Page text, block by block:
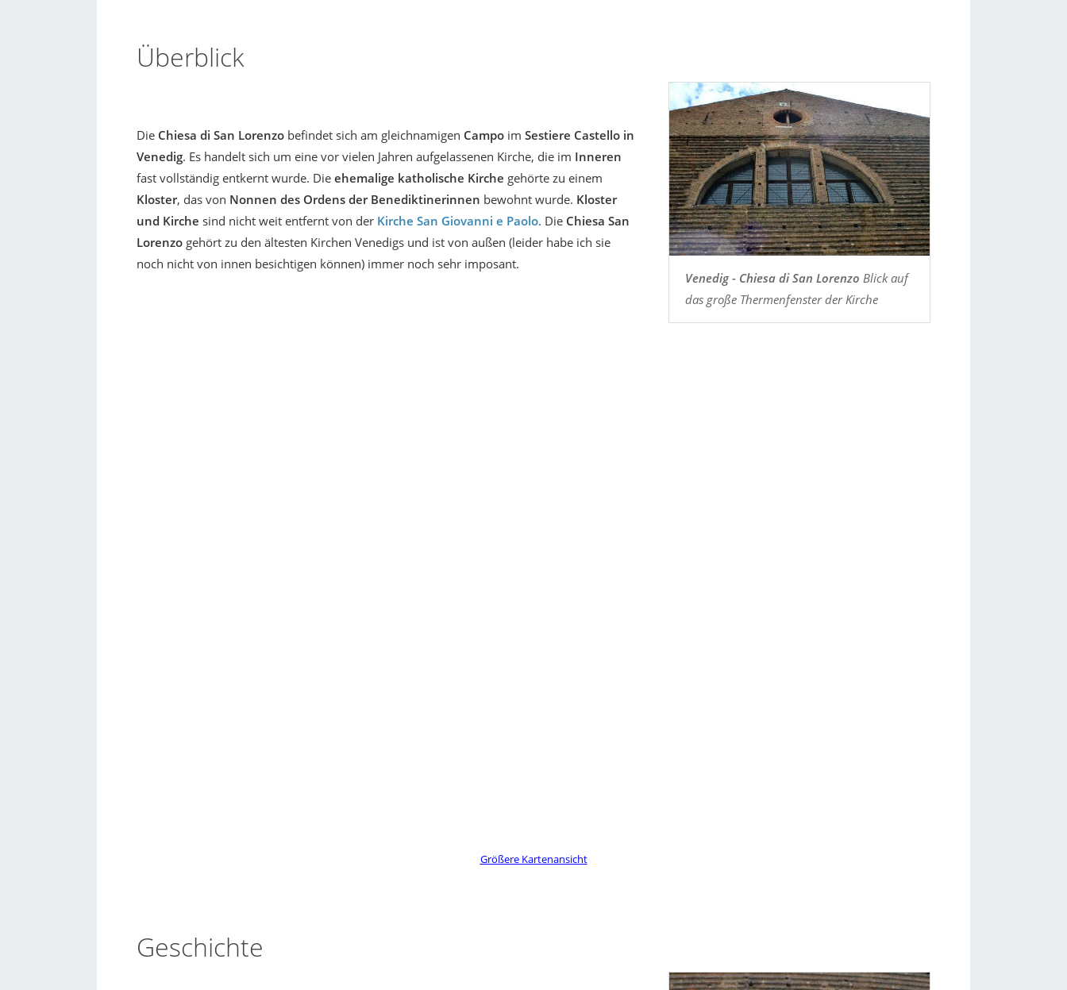
Überblick
Venedig - Chiesa di San Lorenzo Blick auf
das große Thermenfenster der Kirche
Die Chiesa di San Lorenzo befindet sich am gleichnamigen Campo im Sestiere Castello in
Venedig. Es handelt sich um eine vor vielen Jahren aufgelassenen Kirche, die im Inneren
fast vollständig entkernt wurde. Die ehemalige katholische Kirche gehörte zu einem
Kloster, das von Nonnen des Ordens der Benediktinerinnen bewohnt wurde. Kloster
und Kirche sind nicht weit entfernt von der Kirche San Giovanni e Paolo. Die Chiesa San
Lorenzo gehört zu den ältesten Kirchen Venedigs und ist von außen (leider habe ich sie
noch nicht von innen besichtigen können) immer noch sehr imposant.
Größere Kartenansicht
Geschichte